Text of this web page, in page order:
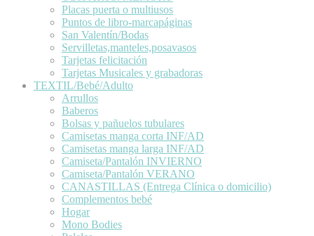
Placas puerta o multiusos
Puntos de libro-marcapáginas
San Valentín/Bodas
Servilletas,manteles,posavasos
Tarjetas felicitación
Tarjetas Musicales y grabadoras
TEXTIL/Bebé/Adulto
Arrullos
Baberos
Bolsas y pañuelos tubulares
Camisetas manga corta INF/AD
Camisetas manga larga INF/AD
Camiseta/Pantalón INVIERNO
Camiseta/Pantalón VERANO
CANASTILLAS (Entrega Clínica o domicilio)
Complementos bebé
Hogar
Mono Bodies